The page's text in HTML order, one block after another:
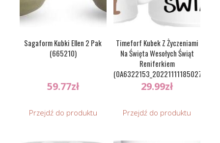
Sagaform Kubki Ellen 2 Pak
(665210)
59.77zł
Przejdź do produktu
Timeforf Kubek Z Życzeniami
Na Święta Wesołych Świąt
Reniferkiem
(0A6322153_20221111185027)
29.99zł
Przejdź do produktu